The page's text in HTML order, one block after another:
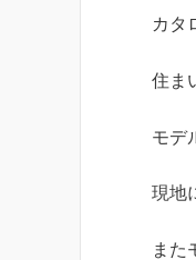
カタ
住ま
モデ
現地
また